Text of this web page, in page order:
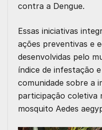
contra a Dengue.
Essas iniciativas
ações preventivas e
desenvolvidas pelo
índice de infestação
comunidade sobre a
participação coletiva
mosquito Aedes